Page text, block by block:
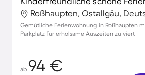
Roßhaupten, Ostallgäu,
Gemütliche Ferienwohnung in Roßhaupten
Parkplatz für erholsame Auszeiten zu viert
ab 94 €